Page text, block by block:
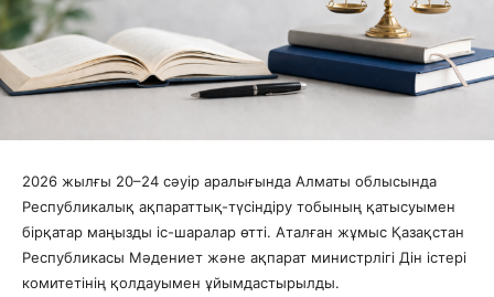
2026 жылғы 20–24 сәуір аралығында Алматы облысында
Республикалық ақпараттық-түсіндіру тобының қатысуымен
бірқатар маңызды іс-шаралар өтті. Аталған жұмыс Қазақстан
Республикасы Мәдениет және ақпарат министрлігі Дін істері
комитетінің қолдауымен ұйымдастырылды.